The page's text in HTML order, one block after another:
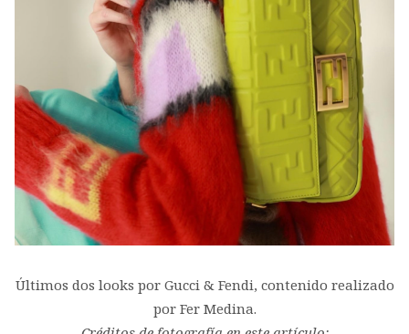
Últimos dos looks por Gucci & Fendi, contenido realizado
por Fer Medina.